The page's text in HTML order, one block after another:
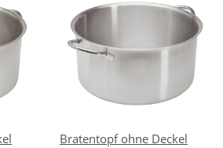
Bratentopf ohne Deckel